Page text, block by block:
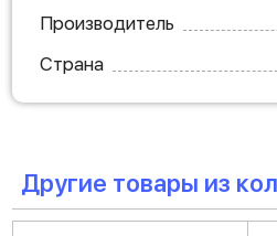
Производитель
Страна
Другие товары из